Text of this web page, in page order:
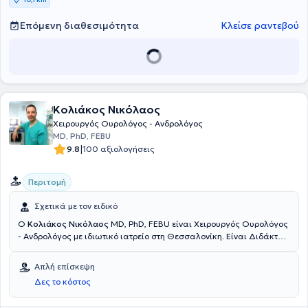
Επόμενη διαθεσιμότητα Κλείσε ραντεβού
Κολιάκος Νικόλαος
Χειρουργός Ουρολόγος - Ανδρολόγος
MD, PhD, FEBU
9.8|100 αξιολογήσεις
Περιτομή
Σχετικά με τον ειδικό
Ο Κολιάκος Νικόλαος MD, PhD, FEBU είναι Χειρουργός Ουρολόγος
- Ανδρολόγος με ιδιωτικό ιατρείο στη Θεσσαλονίκη. Είναι Διδάκτωρ
"Αξιολόγηση τεχνικών της απολίνωσης των έσω σπερματικών
φλεβών σε υπογόνιμους άνδρες με κιρσοκήλη και η επίδρασή τους
στην αιμάτωση και λειτουργία των όρχεων." Παράλληλα, είναι
πτυχιούχος της Ιατρικής Σχολής του παραπάνω Ιδρύματος και έχει
Απλή επίσκεψη
Δες το κόστος